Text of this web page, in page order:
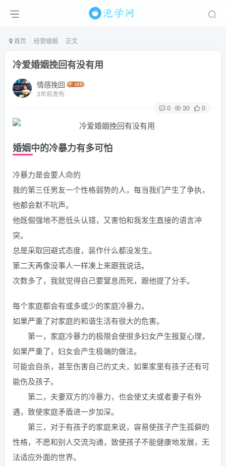
首页 经营婚姻 正文
冷爱婚姻挽回有没有用
情感挽回
3年前发布
0 30 0
婚姻中的冷暴力有多可怕
冷暴力是会要人命的
我的第三任男友一个性格弱势的人，每当我们产生了争执，
他都会默不吭声。
他既倔强地不愿低头认错，又害怕和我发生直接的语言冲
突。
总是采取回避式态度，装作什么都没发生。
第二天再像没事人一样凑上来跟我说话。
次数多了，我就觉得自己要窒息而死，跟他提了分手。
每个家庭都会有或多或少的家庭冷暴力。
如果严重了对家庭的和谐生活有很大的危害。
第一，家庭冷暴力的极限会使很多妇女产生报复心理，
如果严重了，妇女会产生极端的做法。
可能会自杀，甚至伤害自己的丈夫，如果家里有孩子还有可
能伤及孩子。
第二，夫妻双方的冷暴力，也会使丈夫或者妻子有外
遇，致使家庭矛盾进一步加深。
第三，对于有孩子的家庭来说，容易使孩子产生孤僻的
性格，不愿和别人交流沟通，致使孩子不能健康地发展，无
法适应外面的世界。